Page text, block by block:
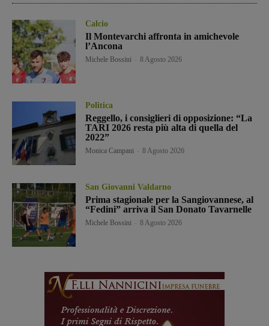
Calcio
Il Montevarchi affronta in amichevole
l’Ancona
Michele Bossini 8 Agosto 2026
Politica
Reggello, i consiglieri di opposizione: “La
TARI 2026 resta più alta di quella del
2022”
Monica Campani 8 Agosto 2026
San Giovanni Valdarno
Prima stagionale per la Sangiovannese, al
“Fedini” arriva il San Donato Tavarnelle
Michele Bossini 8 Agosto 2026